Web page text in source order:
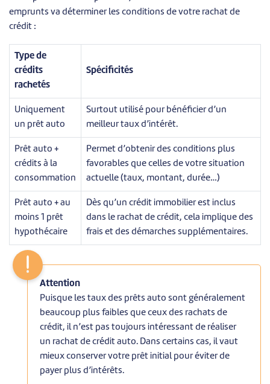
emprunts va déterminer les conditions de votre rachat de
crédit :
Type de
crédits
rachetés
Spécificités
Uniquement
un prêt auto
Surtout utilisé pour bénéficier d’un
meilleur taux d’intérêt.
Prêt auto +
crédits à la
consommation
Permet d’obtenir des conditions plus
favorables que celles de votre situation
actuelle (taux, montant, durée…)
Prêt auto + au
moins 1 prêt
hypothécaire
Dès qu’un crédit immobilier est inclus
dans le rachat de crédit, cela implique des
frais et des démarches supplémentaires.
Attention
Puisque les taux des prêts auto sont généralement
beaucoup plus faibles que ceux des rachats de
crédit, il n’est pas toujours intéressant de réaliser
un rachat de crédit auto. Dans certains cas, il vaut
mieux conserver votre prêt initial pour éviter de
payer plus d’intérêts.